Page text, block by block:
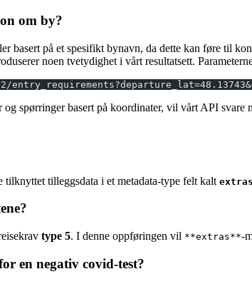
om by?
basert på et spesifikt bynavn, da dette kan føre til
noen tvetydighet i vårt resultatsett.
spørringer basert på koordinater, vil vårt API
tilleggsdata i et metadata-type felt kalt extras
type 5. I denne oppføringen vil **extras**-
en negativ covid-test?